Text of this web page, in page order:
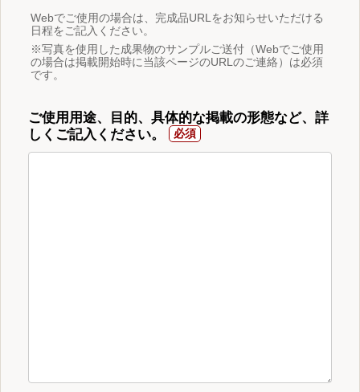
Webでご使用の場合は、完成品URLをお知らせいただける
日程をご記入ください。
※写真を使用した成果物のサンプルご送付（Webでご使用
の場合は掲載開始時に当該ページのURLのご連絡）は必須
です。
ご使用用途、目的、具体的な掲載の形態など、詳
しくご記入ください。